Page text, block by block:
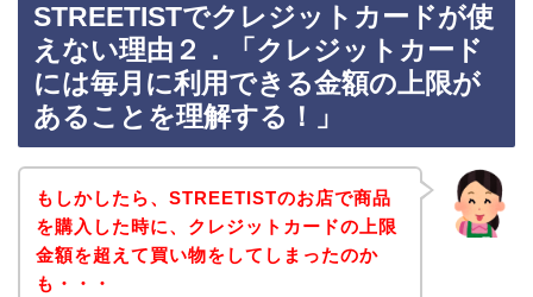
STREETISTでクレジットカードが使
えない理由２．「クレジットカード
には毎月に利用できる金額の上限が
あることを理解する！」
もしかしたら、STREETISTのお店で商品
を購入した時に、クレジットカードの上限
金額を超えて買い物をしてしまったのか
も・・・